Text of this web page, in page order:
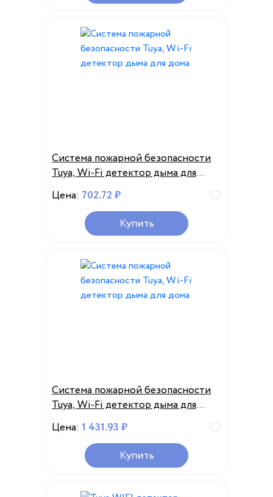
Система пожарной безопасности
Tuya, Wi-Fi детектор дыма для
дома
Цена: 702.72 ₽
Купить
Система пожарной безопасности
Tuya, Wi-Fi детектор дыма для
дома
Цена: 1 431.93 ₽
Купить